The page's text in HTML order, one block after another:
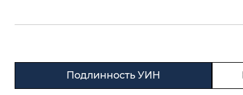
Подлинность УИН